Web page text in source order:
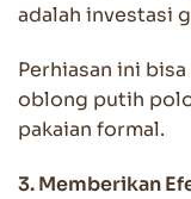
adalah investasi
Perhiasan ini
oblong putih
pakaian formal.
3. Memberikan